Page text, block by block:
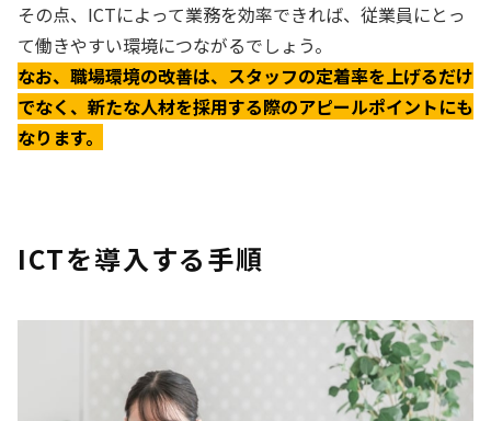
その点、ICTによって業務を効率できれば、従業員にとっ
て働きやすい環境につながるでしょう。
なお、職場環境の改善は、スタッフの定着率を上げるだけ
でなく、新たな人材を採用する際のアピールポイントにも
なります。
ICTを導入する手順